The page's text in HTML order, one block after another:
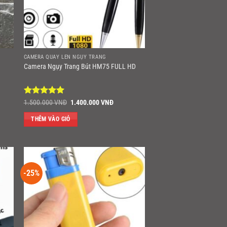
CAMERA QUAY LÉN NGỤY TRANG
Camera Ngụy Trang Bút HM75 FULL HD
Được xếp
sao
1.500.000VNĐ Giá
là:
1.500.000 VNĐ.
1.400.000VNĐGiá
THÊM VÀO GIỎ
-25%